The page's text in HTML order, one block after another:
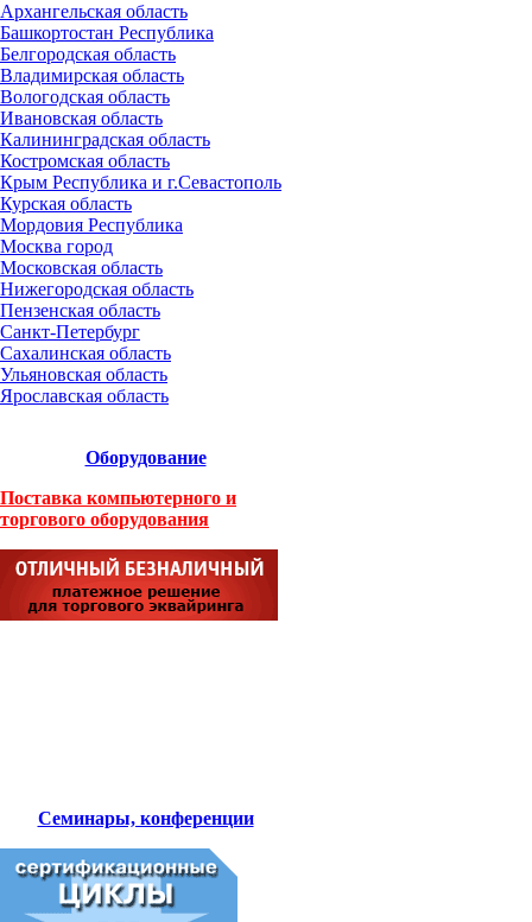
Архангельская область
Башкортостан Республика
Белгородская область
Владимирская область
Вологодская область
Ивановская область
Калининградская область
Костромская область
Крым Республика и г.Севастополь
Курская область
Мордовия Республика
Москва город
Московская область
Нижегородская область
Пензенская область
Санкт-Петербург
Сахалинская область
Ульяновская область
Ярославская область
Оборудование
Поставка компьютерного и
торгового оборудования
Семинары, конференции